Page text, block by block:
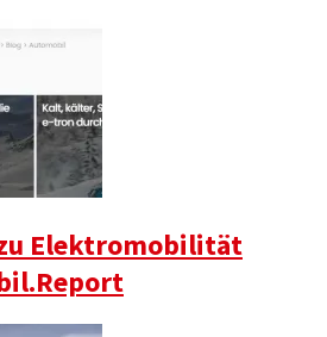
Elektromobilität